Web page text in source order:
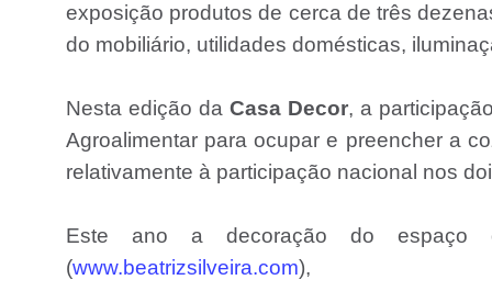
exposição produtos de cerca de três
do mobiliário, utilidades domésticas,
Nesta edição daCasa Decor, a
Agroalimentar para ocupar e preencher a
relativamente à participação nacional nos
Este ano a decoração do espaço
(www.beatrizsilveira.com),